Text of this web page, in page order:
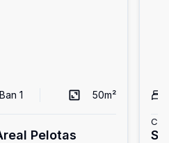
Ban 1 50m²
Pelotas